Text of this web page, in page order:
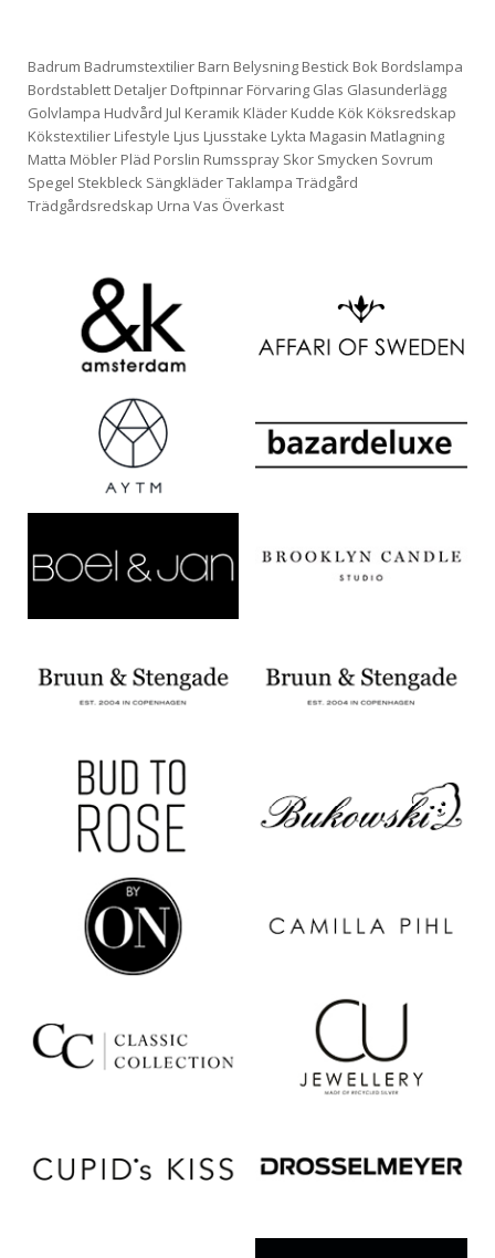
Badrum Badrumstextilier Barn Belysning Bestick Bok Bordslampa
Bordstablett Detaljer Doftpinnar Förvaring Glas Glasunderlägg
Golvlampa Hudvård Jul Keramik Kläder Kudde Kök Köksredskap
Kökstextilier Lifestyle Ljus Ljusstake Lykta Magasin Matlagning
Matta Möbler Pläd Porslin Rumsspray Skor Smycken Sovrum
Spegel Stekbleck SängkläderTaklampa Trädgård
Trädgårdsredskap Urna Vas Överkast